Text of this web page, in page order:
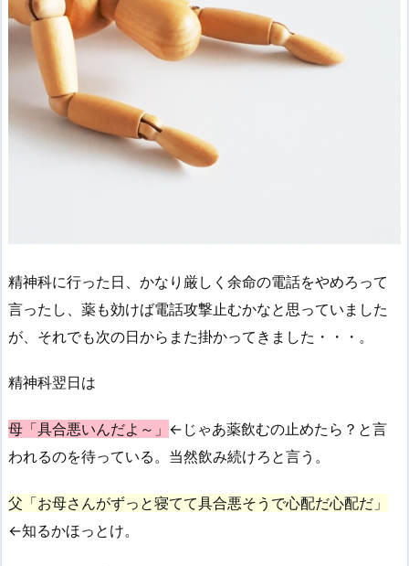
精神科に行った日、かなり厳しく余命の電話をやめろって
言ったし、薬も効けば電話攻撃止むかなと思っていました
が、それでも次の日からまた掛かってきました・・・。
精神科翌日は
母「具合悪いんだよ～」 ←じゃあ薬飲むの止めたら？と言
われるのを待っている。当然飲み続けろと言う。
父「お母さんがずっと寝てて具合悪そうで心配だ心配だ」
←知るかほっとけ。